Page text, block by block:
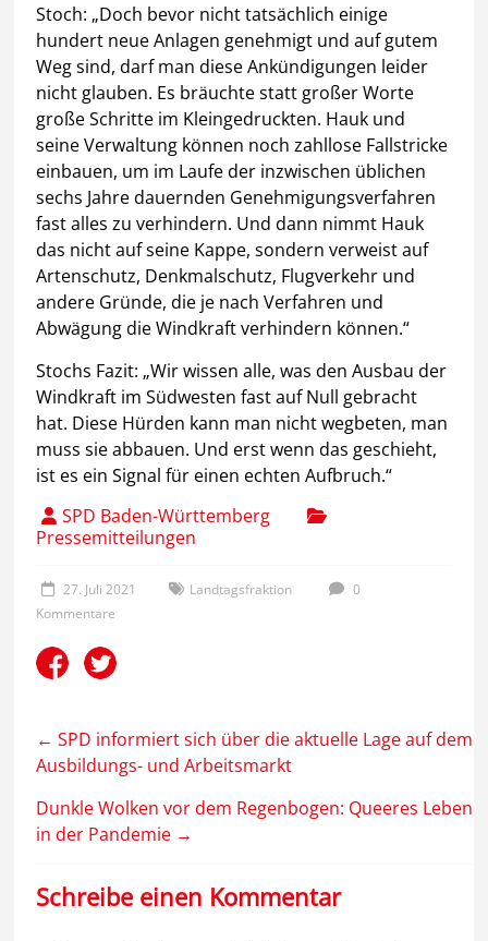
Stoch: „Doch bevor nicht tatsächlich einige
hundert neue Anlagen genehmigt und auf gutem
Weg sind, darf man diese Ankündigungen leider
nicht glauben. Es bräuchte statt großer Worte
große Schritte im Kleingedruckten. Hauk und
seine Verwaltung können noch zahllose Fallstricke
einbauen, um im Laufe der inzwischen üblichen
sechs Jahre dauernden Genehmigungsverfahren
fast alles zu verhindern. Und dann nimmt Hauk
das nicht auf seine Kappe, sondern verweist auf
Artenschutz, Denkmalschutz, Flugverkehr und
andere Gründe, die je nach Verfahren und
Abwägung die Windkraft verhindern können.“
Stochs Fazit: „Wir wissen alle, was den Ausbau der
Windkraft im Südwesten fast auf Null gebracht
hat. Diese Hürden kann man nicht wegbeten, man
muss sie abbauen. Und erst wenn das geschieht,
ist es ein Signal für einen echten Aufbruch.“
SPD Baden-Württemberg
Pressemitteilungen
27. Juli 2021 Landtagsfraktion
0
Kommentare
← SPD informiert sich über die aktuelle Lage auf dem
Ausbildungs- und Arbeitsmarkt
Dunkle Wolken vor dem Regenbogen: Queeres Leben
in der Pandemie →
Schreibe einen Kommentar